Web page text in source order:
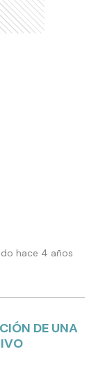
hace 4 años
DE UNA